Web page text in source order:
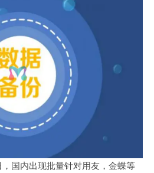
国内出现批量针对用友，金蝶等